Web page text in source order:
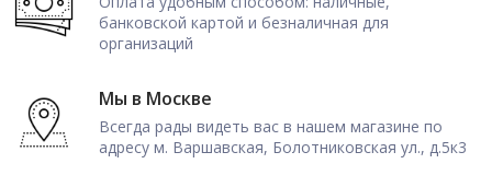
банковской картой и безналичная для
организаций
Мы в Москве
Всегда рады видеть вас в нашем магазине по
адресу м. Варшавская, Болотниковская ул., д.5к3